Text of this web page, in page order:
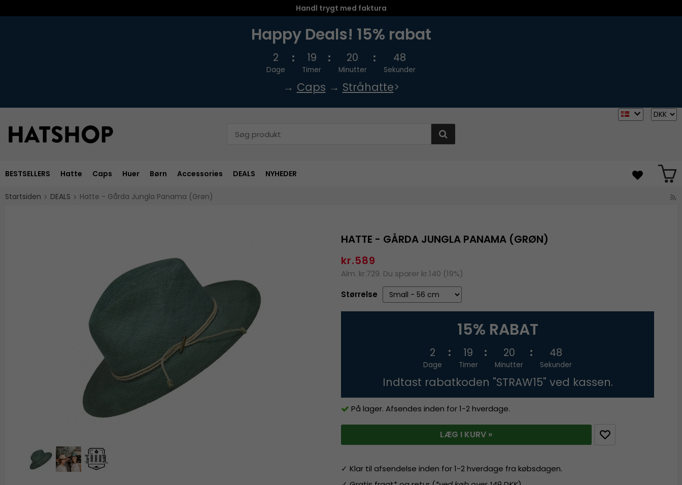
Handl trygt med faktura
Happy Deals! 15% rabat
2
Dage
19
Timer
20
Minutter
47
Sekunder
→ Caps → Stråhatte>
BESTSELLERS Hatte Caps Huer Børn Accessories DEALS NYHEDER
Startsiden DEALS Hatte - Gårda Jungla Panama (Grøn)
HATTE - GÅRDA JUNGLA PANAMA (GRØN)
kr.589
Alm. kr.729. Du sparer kr.140 (19%)
Størrelse
15% RABAT
2
Dage
19
Timer
20
Minutter
47
Sekunder
Indtast rabatkoden "STRAW15" ved kassen.
På lager. Afsendes inden for 1-2 hverdage.
LÆG I KURV »
✓ Klar til afsendelse inden for 1-2 hverdage fra købsdagen.